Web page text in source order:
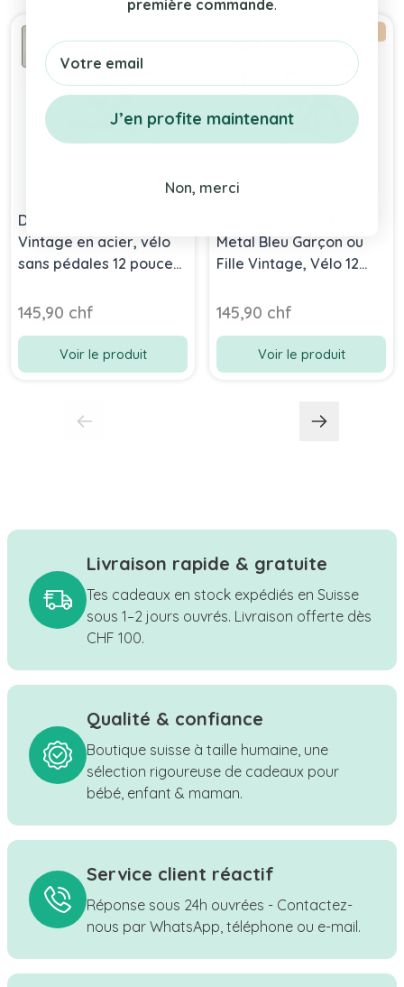
Press to skip carousel
Draisienne Trybike
Vintage en acier, vélo
sans pédales 12 pouces
Boutique Suisse
145,90 chf
Voir le produit
Metal Bleu Garçon ou
Fille Vintage, Vélo 12
145,90 chf
Voir le produit
Livraison rapide & gratuite
Tes cadeaux en stock expédiés en Suisse
sous 1–2 jours ouvrés. Livraison offerte dès
CHF 100.
Qualité & confiance
Boutique suisse à taille humaine, une
sélection rigoureuse de cadeaux pour
bébé, enfant & maman.
Service client réactif
Réponse sous 24h ouvrées - Contactez-
nous par WhatsApp, téléphone ou e-mail.
première commande.
Email
J’en profite maintenant
Non, merci